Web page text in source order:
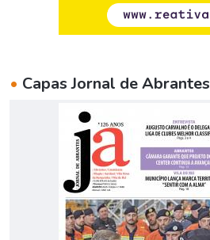
• Capas Jornal de Abrantes